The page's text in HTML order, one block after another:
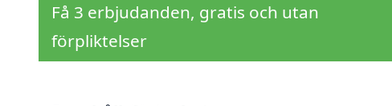
Få 3 erbjudanden, gratis och utan
förpliktelser